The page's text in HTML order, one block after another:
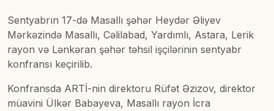
Sentyabrın 17-də Masallı şəhər Heydər Əliyev
Mərkəzində Masallı, Cəlilabad, Yardımlı, Astara, Lerik
rayon və Lənkəran şəhər təhsil işçilərinin sentyabr
konfransı keçirilib.
Konfransda ARTİ-nin direktoru Rüfət Əzizov, direktor
müavini Ülkər Babayeva, Masallı rayon İcra